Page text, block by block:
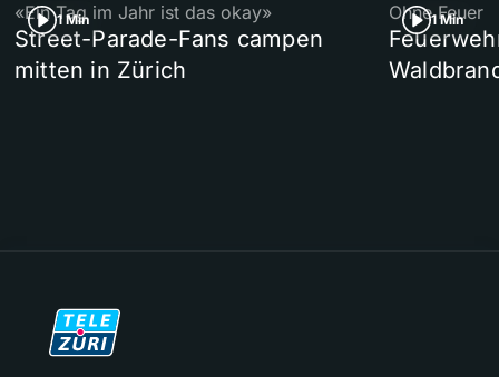
1 Min
«Ein Tag im Jahr ist das okay»
Street-Parade-Fans campen
mitten in Zürich
1 Min
Ohne Feuer